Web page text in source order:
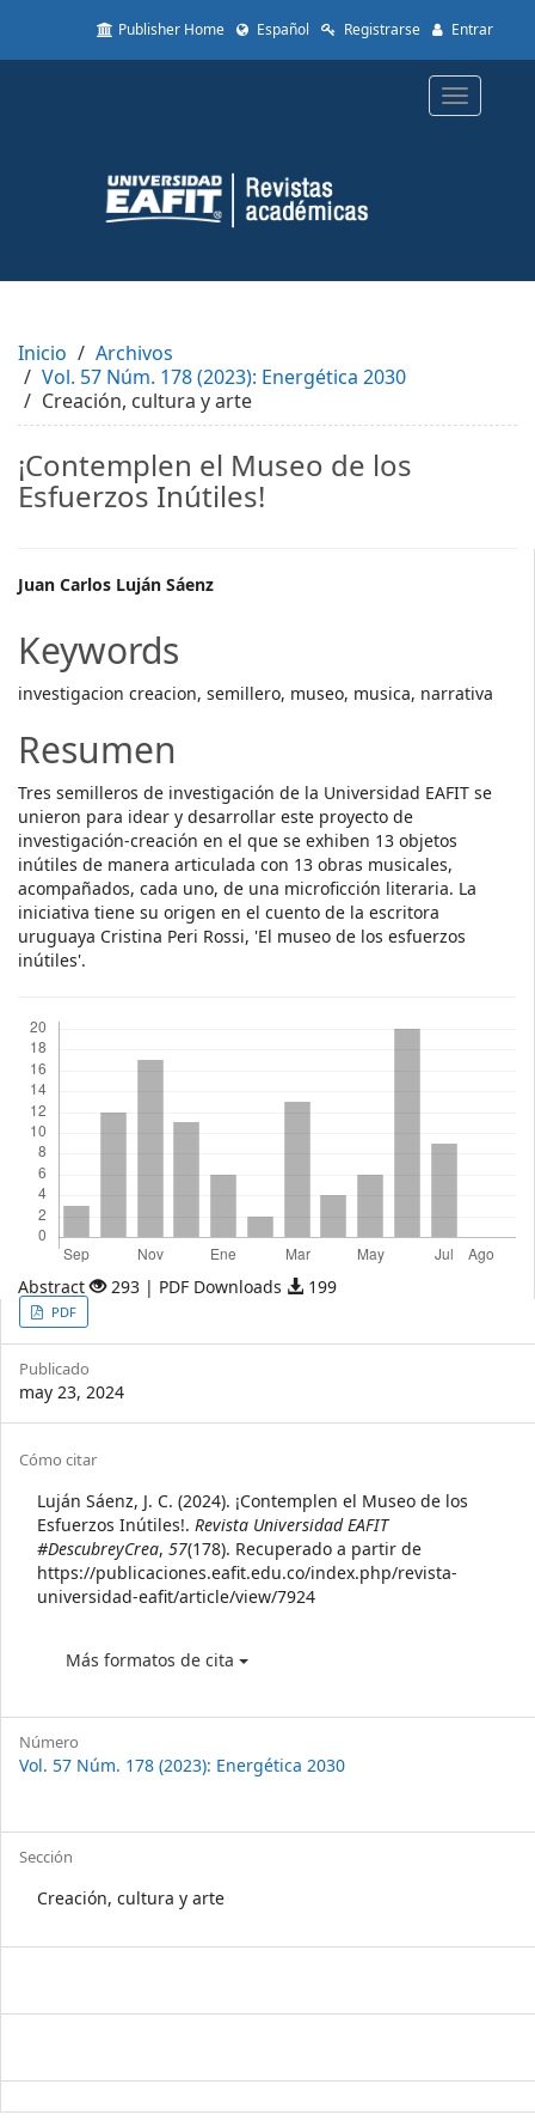
to
Content
Sidebar
Publisher Home Español Registrarse Entrar
Toggle
Inicio
Archivos
Vol. 57 Núm. 178 (2023): Energética 2030
Creación, cultura y arte
¡Contemplen el Museo de los
Esfuerzos Inútiles!
Main
Article
Content
Juan Carlos Luján Sáenz
Keywords
investigacion creacion, semillero, museo, musica, narrativa
Resumen
Tres semilleros de investigación de la Universidad EAFIT se
unieron para idear y desarrollar este proyecto de
investigación-creación en el que se exhiben 13 objetos
inútiles de manera articulada con 13 obras musicales,
acompañados, cada uno, de una microficción literaria. La
iniciativa tiene su origen en el cuento de la escritora
uruguaya Cristina Peri Rossi, 'El museo de los esfuerzos
inútiles'.
Abstract 293 | PDF Downloads 199
Article
Sidebar
PDF
Publicado
may 23, 2024
Article
Details
Cómo citar
Luján Sáenz, J. C. (2024). ¡Contemplen el Museo de los
Esfuerzos Inútiles!. Revista Universidad EAFIT
#DescubreyCrea, 57(178). Recuperado a partir de
https://publicaciones.eafit.edu.co/index.php/revista-
universidad-eafit/article/view/7924
Más formatos de cita
Número
Vol. 57 Núm. 178 (2023): Energética 2030
Sección
Creación, cultura y arte